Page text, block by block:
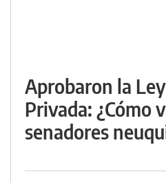
Aprobaron la
Privada: ¿Cómo
senadores